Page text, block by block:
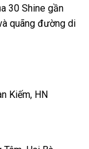
30 Shine gần
quãng đường di
Kiếm, HN